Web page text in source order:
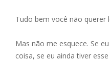
Tudo bem você não querer
Mas não me esquece. Se
coisa, se eu ainda tiver